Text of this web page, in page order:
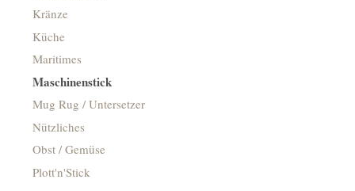
Kränze
Küche
Maritimes
Maschinenstick
Mug Rug / Untersetzer
Nützliches
Obst / Gemüse
Plott'n'Stick